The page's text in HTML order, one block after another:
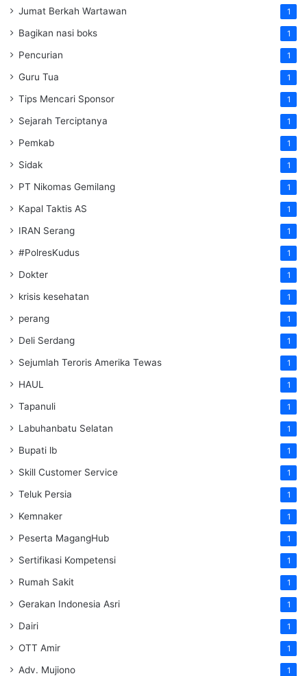
Jumat Berkah Wartawan 1
Bagikan nasi boks 1
Pencurian 1
Guru Tua 1
Tips Mencari Sponsor 1
Sejarah Terciptanya 1
Pemkab 1
Sidak 1
PT Nikomas Gemilang 1
Kapal Taktis AS 1
IRAN Serang 1
#PolresKudus 1
Dokter 1
krisis kesehatan 1
perang 1
Deli Serdang 1
Sejumlah Teroris Amerika Tewas 1
HAUL 1
Tapanuli 1
Labuhanbatu Selatan 1
Bupati lb 1
Skill Customer Service 1
Teluk Persia 1
Kemnaker 1
Peserta MagangHub 1
Sertifikasi Kompetensi 1
Rumah Sakit 1
Gerakan Indonesia Asri 1
Dairi 1
OTT Amir 1
Adv. Mujiono 1